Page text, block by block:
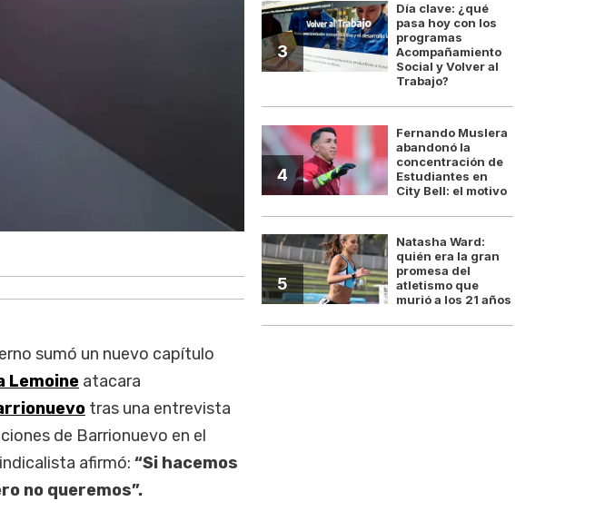
sumó un nuevo capítulo
Lemoineatacara
tras una entrevista
de Barrionuevo en el
afirmó: “Si hacemos
no queremos”.
3
Día clave: ¿qué
pasa hoy con los
programas
Acompañamiento
Social y Volver al
Trabajo?
4
Fernando Muslera
abandonó la
concentración de
Estudiantes en
City Bell: el motivo
5
Natasha Ward:
quién era la gran
promesa del
atletismo que
murió a los 21 años